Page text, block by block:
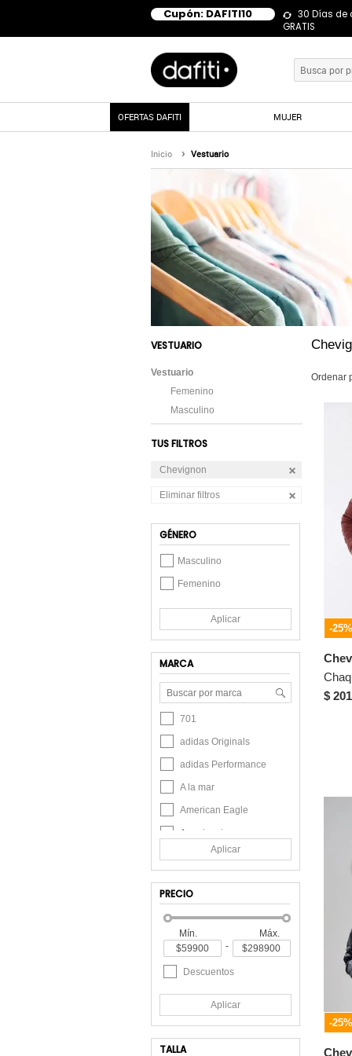
Cupón: DAFITI10
30 Días de
GRATIS
OFERTAS DAFITI MUJER
Inicio Vestuario
VESTUARIO
Vestuario
Femenino
Masculino
TUS FILTROS
Chevignon
Eliminar filtros
GÉNERO
Masculino
Femenino
Aplicar
MARCA
701
adidas Originals
adidas Performance
A la mar
American Eagle
Americanino
Arequipe
Atmos
Bambino
Belife
Bosi
Brooksfield
Bsoul
Aplicar
PRECIO
Mín.
Máx.
-
Descuentos
Aplicar
TALLA
Ordenar
-25%
$
-25%